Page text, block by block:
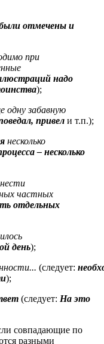
отмечены и
при
надо
);
одну забавную
привел и т.п.);
несколько
– несколько
частных
отдельных
день);
(следует:
);
(следует: На это
совпадающие по
разными